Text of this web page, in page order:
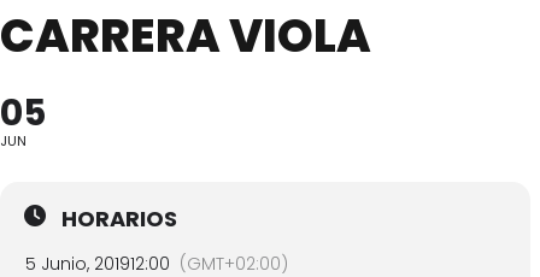
CARRERA VIOLA
05
JUN
HORARIOS
5 Junio, 201912:00 (GMT+02:00)